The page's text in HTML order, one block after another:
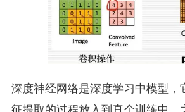
深度神经网络是深度学习中模型